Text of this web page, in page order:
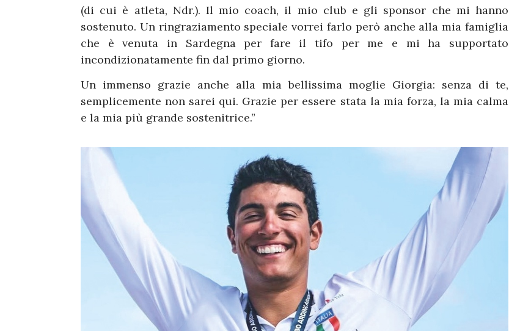
(di cui è atleta, Ndr.). Il mio coach, il mio club e gli sponsor che mi hanno
sostenuto. Un ringraziamento speciale vorrei farlo però anche alla mia famiglia
che è venuta in Sardegna per fare il tifo per me e mi ha supportato
incondizionatamente fin dal primo giorno.
Un immenso grazie anche alla mia bellissima moglie Giorgia: senza di te,
semplicemente non sarei qui. Grazie per essere stata la mia forza, la mia calma
e la mia più grande sostenitrice.”